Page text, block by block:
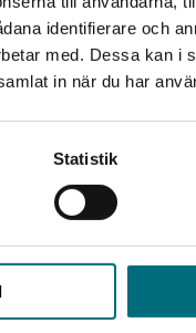
identifierare och
med. Dessa kan i
in när du har
Statistik